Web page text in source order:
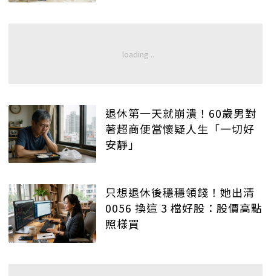
退休第一天就崩潰！60歲男對
著超商便當懷疑人生「一切好
安靜」
只想退休後穩穩領錢！她出清
0056 換這 3 檔好股：股價高點
照樣買